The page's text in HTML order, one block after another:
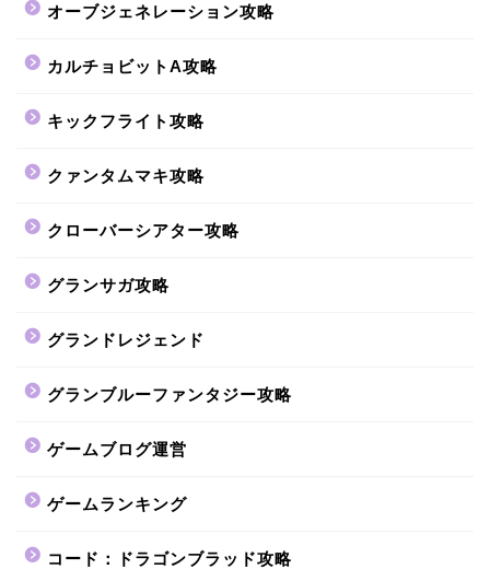
オーブジェネレーション攻略
カルチョビットA攻略
キックフライト攻略
クァンタムマキ攻略
クローバーシアター攻略
グランサガ攻略
グランドレジェンド
グランブルーファンタジー攻略
ゲームブログ運営
ゲームランキング
コード：ドラゴンブラッド攻略